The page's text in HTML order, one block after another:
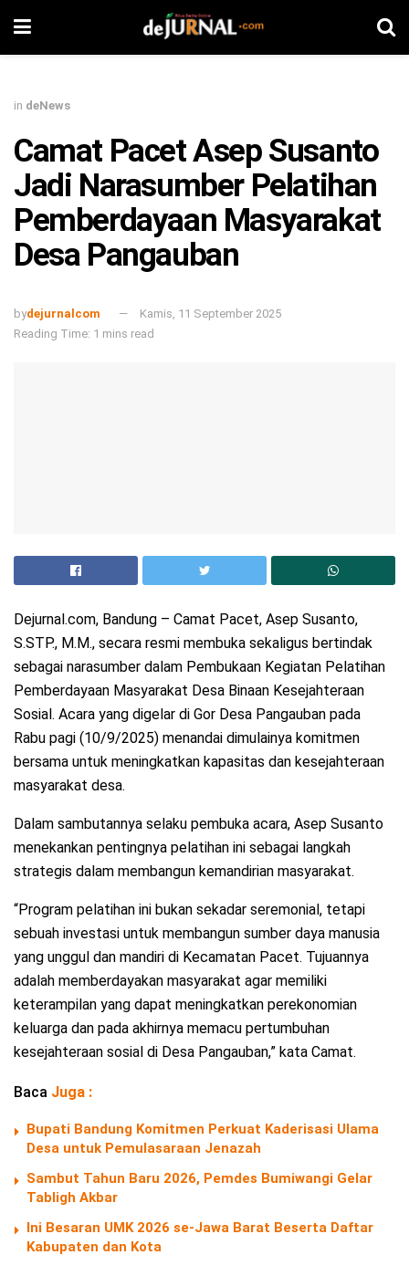
in deNews
Camat Pacet Asep Susanto
Jadi Narasumber Pelatihan
Pemberdayaan Masyarakat
Desa Pangauban
bydejurnalcom
Kamis, 11 September 2025
Reading Time: 1 mins read
Dejurnal.com, Bandung – Camat Pacet, Asep Susanto,
S.STP., M.M., secara resmi membuka sekaligus bertindak
sebagai narasumber dalam Pembukaan Kegiatan Pelatihan
Pemberdayaan Masyarakat Desa Binaan Kesejahteraan
Sosial. Acara yang digelar di Gor Desa Pangauban pada
Rabu pagi (10/9/2025) menandai dimulainya komitmen
bersama untuk meningkatkan kapasitas dan kesejahteraan
masyarakat desa.
Dalam sambutannya selaku pembuka acara, Asep Susanto
menekankan pentingnya pelatihan ini sebagai langkah
strategis dalam membangun kemandirian masyarakat.
“Program pelatihan ini bukan sekadar seremonial, tetapi
sebuah investasi untuk membangun sumber daya manusia
yang unggul dan mandiri di Kecamatan Pacet. Tujuannya
adalah memberdayakan masyarakat agar memiliki
keterampilan yang dapat meningkatkan perekonomian
keluarga dan pada akhirnya memacu pertumbuhan
kesejahteraan sosial di Desa Pangauban,” kata Camat.
Baca Juga :
Bupati Bandung Komitmen Perkuat Kaderisasi Ulama
Desa untuk Pemulasaraan Jenazah
Sambut Tahun Baru 2026, Pemdes Bumiwangi Gelar
Tabligh Akbar
Ini Besaran UMK 2026 se-Jawa Barat Beserta Daftar
Kabupaten dan Kota